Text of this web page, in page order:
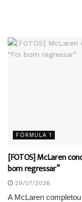
FÓRMULA 1
[FOTOS] McLaren
bom regressar”
29/07/2026
A McLaren